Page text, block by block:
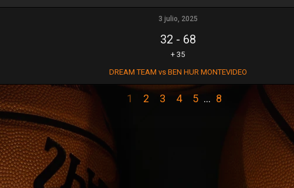
3 julio, 2025
32 - 68
+ 35
DREAM TEAM vs BEN HUR MONTEVIDEO
1 2 3 4 5 … 8